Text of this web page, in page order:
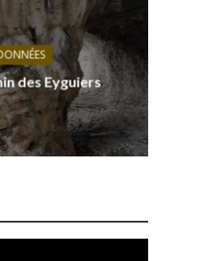
des Eyguiers